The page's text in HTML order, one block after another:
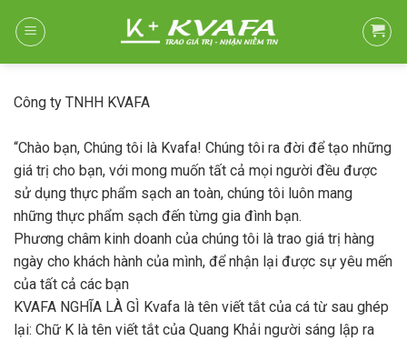
Công ty TNHH KVAFA
“Chào bạn, Chúng tôi là Kvafa! Chúng tôi ra đời để tạo những
giá trị cho bạn, với mong muốn tất cả mọi người đều được
sử dụng thực phẩm sạch an toàn, chúng tôi luôn mang
những thực phẩm sạch đến từng gia đình bạn.
Phương châm kinh doanh của chúng tôi là trao giá trị hàng
ngày cho khách hành của mình, để nhận lại được sự yêu mến
của tất cả các bạn
KVAFA NGHĨA LÀ GÌ Kvafa là tên viết tắt của cá từ sau ghép
lại: Chữ K là tên viết tắt của Quang Khải người sáng lập ra